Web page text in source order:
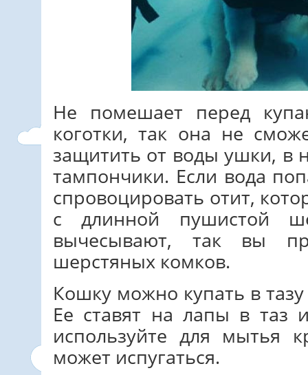
Не помешает перед
коготки, так она не
защитить от воды ушки, в
тампончики. Если вода
спровоцировать отит,
с длинной пушистой
вычесывают, так вы
шерстяных комков.
Кошку можно купать в
Ее ставят на лапы в таз
используйте для мытья
может испугаться.